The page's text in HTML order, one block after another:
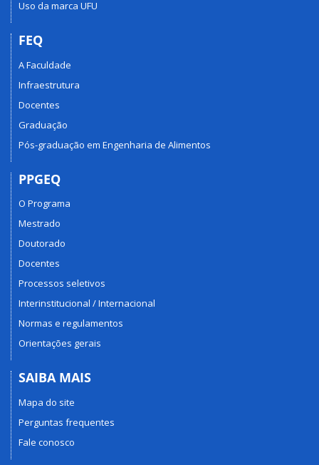
Uso da marca UFU
FEQ
A Faculdade
Infraestrutura
Docentes
Graduação
Pós-graduação em Engenharia de Alimentos
PPGEQ
O Programa
Mestrado
Doutorado
Docentes
Processos seletivos
Interinstitucional / Internacional
Normas e regulamentos
Orientações gerais
SAIBA MAIS
Mapa do site
Perguntas frequentes
Fale conosco